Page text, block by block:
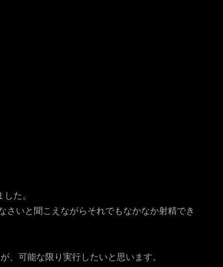
た。
いと聞こえながらそれでもなかなか射精でき
可能な限り実行したいと思います。